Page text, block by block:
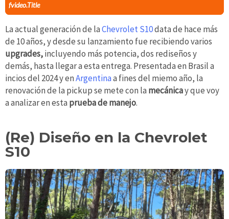
fvideo.Title
La actual generación de laChevrolet S10data de hace más
de 10 años, y desde su lanzamiento fue recibiendo varios
upgrades,incluyendo más potencia, dos rediseños y
demás, hasta llegar a esta entrega. Presentada en Brasil a
incios del 2024 y enArgentinaa fines del miemo año, la
renovación de la pickup se mete con la mecánicay que voy
a analizar en esta prueba de manejo.
(Re) Diseño en la Chevrolet
S10